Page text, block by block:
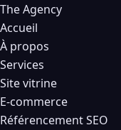
The Agency
Accueil
À propos
Services
Site vitrine
E-commerce
Référencement SEO